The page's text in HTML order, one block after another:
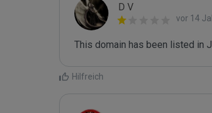
D V
vor 14
This domain has been listed in
Hilfreich